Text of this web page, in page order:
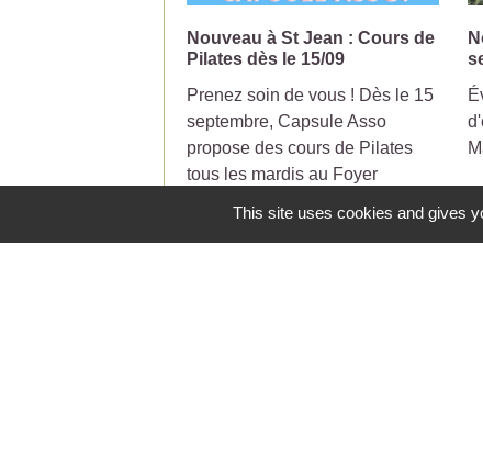
Nouveau à St Jean : Cours de
Pilates dès le 15/09
Prenez soin de vous ! Dès le 15
septembre, Capsule Asso
propose des cours de Pilates
tous les mardis au Foyer
This site uses cookies and gives